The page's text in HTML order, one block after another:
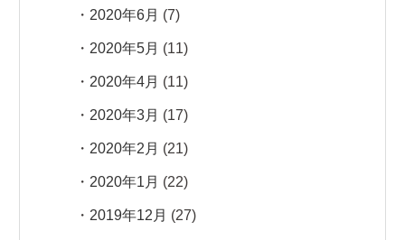
2020年6月 (7)
2020年5月 (11)
2020年4月 (11)
2020年3月 (17)
2020年2月 (21)
2020年1月 (22)
2019年12月 (27)